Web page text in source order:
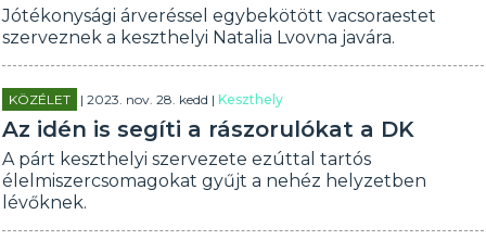
Jótékonysági árveréssel egybekötött vacsoraestet
szerveznek a keszthelyi Natalia Lvovna javára.
KÖZÉLET | 2023. nov. 28. kedd |Keszthely
Az idén is segíti a rászorulókat a DK
A párt keszthelyi szervezete ezúttal tartós
élelmiszercsomagokat gyűjt a nehéz helyzetben
lévőknek.